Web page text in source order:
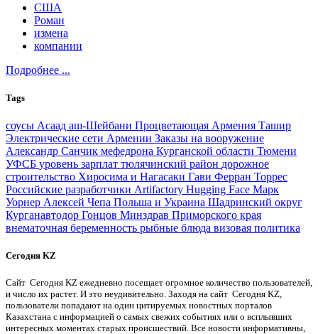
США
Роман
измена
компании
Подробнее ...
Tags
соусы Асаад аш-Шейбани Процветающая Армения Ташир
Электрические сети Армении Заказы на вооружение
Александр Санчик мефедрона Курганской области Тюмени
УФСБ уровень зарплат тюлячинский район дорожное
строительство Хиросима и Нагасаки Гави Ферран Торрес
Российские разработчики Artifactory Hugging Face Марк
Уорнер Алексей Чепа Польша и Украина Шадринский округ
Курганавтодор Гонцов Минздрав Приморского края
внематочная беременность рыбные блюда визовая политика
Сегодня KZ
Сайт Сегодня KZ ежедневно посещает огромное количество пользователей,
и число их растет. И это неудивительно. Заходя на сайт Сегодня KZ,
пользователи попадают на один цитируемых новостных порталов
Казахстана с информацией о самых свежих событиях или о всплывших
интересных моментах старых происшествий. Все новости информативны,